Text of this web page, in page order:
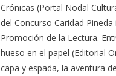
Crónicas (Portal Nodal
del Concurso Caridad
Promoción de la Lectura.
hueso en el papel (Editorial
capa y espada, la aventura